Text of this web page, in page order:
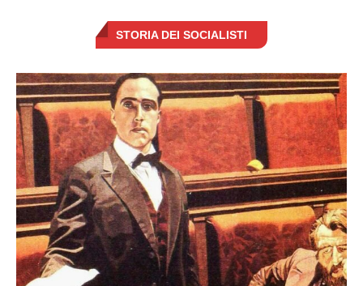
STORIA DEI SOCIALISTI